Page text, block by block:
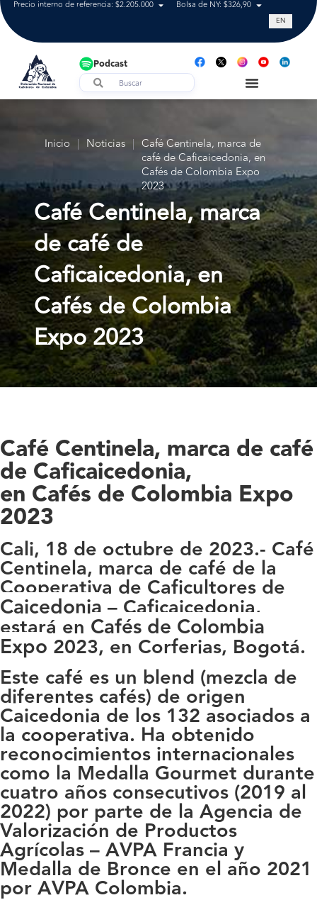
Precio interno de referencia: $2.205.000 Bolsa de NY: $326,90 Tasa de
EN
Podcast
Inicio | Noticias | Café Centinela, marca de
café de Caficaicedonia, en
Cafés de Colombia Expo
2023
Café Centinela, marca
de café de
Caficaicedonia, en
Cafés de Colombia
Expo 2023
Café Centinela, marca de café
de Caficaicedonia,
en Cafés de Colombia Expo
2023
Cali, 18 de octubre de 2023.- Café
Centinela, marca de café de la
Cooperativa de Caficultores de
Caicedonia – Caficaicedonia,
estará en Cafés de Colombia
Expo 2023, en Corferias, Bogotá.
Este café es un blend (mezcla de
diferentes cafés) de origen
Caicedonia de los 132 asociados a
la cooperativa. Ha obtenido
reconocimientos internacionales
como la Medalla Gourmet durante
cuatro años consecutivos (2019 al
2022) por parte de la Agencia de
Valorización de Productos
Agrícolas – AVPA Francia y
Medalla de Bronce en el año 2021
por AVPA Colombia.